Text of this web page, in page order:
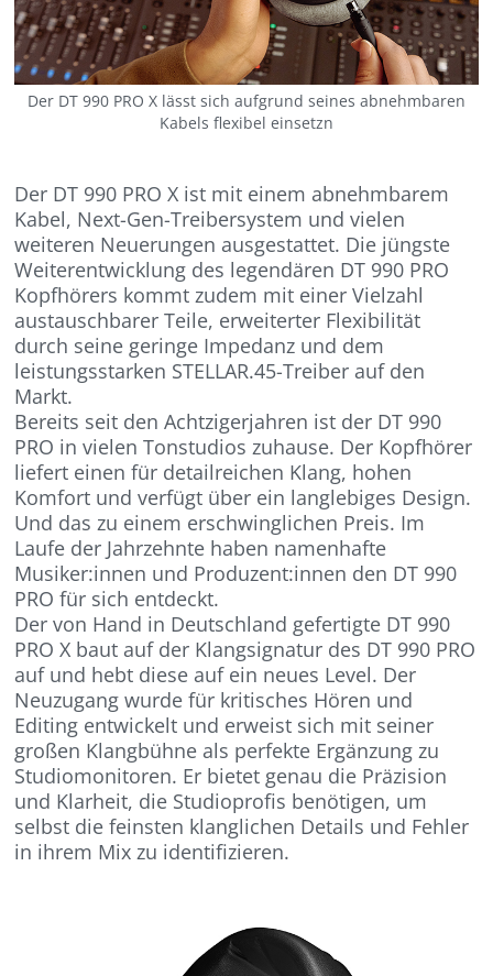
Der DT 990 PRO X lässt sich aufgrund seines abnehmbaren
Kabels flexibel einsetzn
Der DT 990 PRO X ist mit einem abnehmbarem
Kabel, Next-Gen-Treibersystem und vielen
weiteren Neuerungen ausgestattet. Die jüngste
Weiterentwicklung des legendären DT 990 PRO
Kopfhörers kommt zudem mit einer Vielzahl
austauschbarer Teile, erweiterter Flexibilität
durch seine geringe Impedanz und dem
leistungsstarken STELLAR.45-Treiber auf den
Markt.
Bereits seit den Achtzigerjahren ist der DT 990
PRO in vielen Tonstudios zuhause. Der Kopfhörer
liefert einen für detailreichen Klang, hohen
Komfort und verfügt über ein langlebiges Design.
Und das zu einem erschwinglichen Preis. Im
Laufe der Jahrzehnte haben namenhafte
Musiker:innen und Produzent:innen den DT 990
PRO für sich entdeckt.
Der von Hand in Deutschland gefertigte DT 990
PRO X baut auf der Klangsignatur des DT 990 PRO
auf und hebt diese auf ein neues Level. Der
Neuzugang wurde für kritisches Hören und
Editing entwickelt und erweist sich mit seiner
großen Klangbühne als perfekte Ergänzung zu
Studiomonitoren. Er bietet genau die Präzision
und Klarheit, die Studioprofis benötigen, um
selbst die feinsten klanglichen Details und Fehler
in ihrem Mix zu identifizieren.